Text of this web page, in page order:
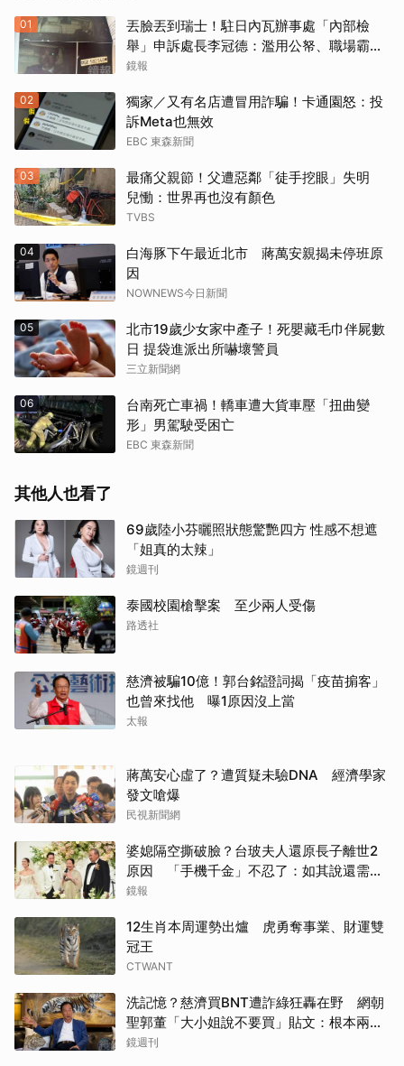
01
丟臉丟到瑞士！駐日內瓦辦事處「內部檢
舉」申訴處長李冠德：濫用公帑、職場霸
凌、超速仔拒繳罰單 外交部要查了
鏡報
02
獨家／又有名店遭冒用詐騙！卡通園怒：投
訴Meta也無效
EBC 東森新聞
03
最痛父親節！父遭惡鄰「徒手挖眼」失明
兒慟：世界再也沒有顏色
TVBS
04
白海豚下午最近北市 蔣萬安親揭未停班原
因
NOWNEWS今日新聞
05
北市19歲少女家中產子！死嬰藏毛巾伴屍數
日 提袋進派出所嚇壞警員
三立新聞網
06
台南死亡車禍！轎車遭大貨車壓「扭曲變
形」男駕駛受困亡
EBC 東森新聞
其他人也看了
69歲陸小芬曬照狀態驚艷四方 性感不想遮
「姐真的太辣」
鏡週刊
泰國校園槍擊案 至少兩人受傷
路透社
慈濟被騙10億！郭台銘證詞揭「疫苗掮客」
也曾來找他 曝1原因沒上當
太報
蔣萬安心虛了？遭質疑未驗DNA 經濟學家
發文嗆爆
民視新聞網
婆媳隔空撕破臉？台玻夫人還原長子離世2
原因 「手機千金」不忍了：如其說還需要
離開嗎？
鏡報
12生肖本周運勢出爐 虎勇奪事業、財運雙
冠王
CTWANT
洗記憶？慈濟買BNT遭詐綠狂轟在野 網朝
聖郭董「大小姐說不要買」貼文：根本兩碼
事
鏡週刊